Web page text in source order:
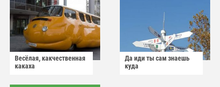
Весёлая, какчественная
какаха
Да иди ты сам знаешь
куда